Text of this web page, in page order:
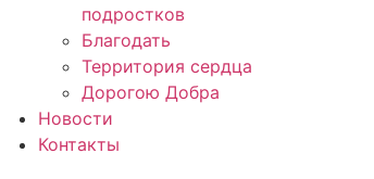
подростков
Благодать
Территория сердца
Дорогою Добра
Новости
Контакты